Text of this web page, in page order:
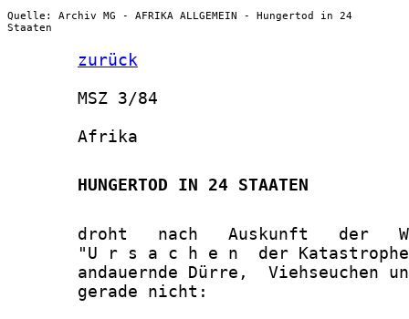
Quelle: Archiv MG - AFRIKA ALLGEMEIN - Hungertod in 24
Staaten
zurück
       MSZ 3/84
       Afrika
       HUNGERTOD IN 24 STAATEN
droht   nach   Auskunft   der
"U r s a c h e n  der
andauernde Dürre,  Viehseuchen
       gerade nicht: